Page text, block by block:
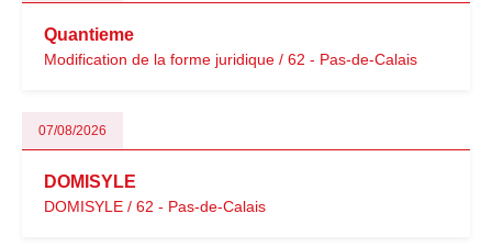
Quantieme
Modification de la forme juridique / 62 - Pas-de-Calais
07/08/2026
DOMISYLE
DOMISYLE / 62 - Pas-de-Calais